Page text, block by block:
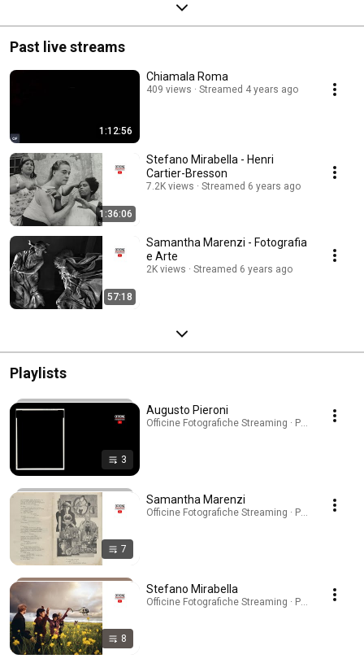
Past live streams
1:12:56
Chiamala Roma
409 views Streamed 4 years ago
1:36:06
Stefano Mirabella - Henri
Cartier-Bresson
7.2K views Streamed 6 years ago
57:18
Samantha Marenzi - Fotografia
e Arte
2K views Streamed 6 years ago
Playlists
3
Augusto Pieroni
Officine Fotografiche Streaming · Playlist
7
Samantha Marenzi
Officine Fotografiche Streaming · Playlist
8
Stefano Mirabella
Officine Fotografiche Streaming · Playlist